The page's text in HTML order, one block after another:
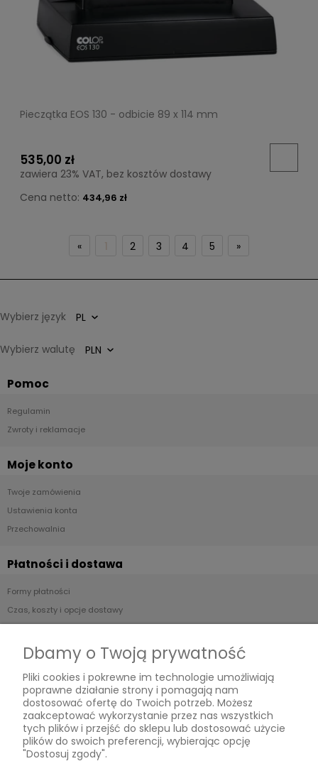
Pieczątka EOS 130 - odbicie 89 x 114 mm
535,00 zł
zawiera 23% VAT, bez kosztów dostawy
Cena netto: 434,96 zł
« 1 2 3 4 5 »
Wybierz język
Wybierz walutę
Pomoc
Regulamin
Zwroty i reklamacje
Moje konto
Twoje zamówienia
Ustawienia konta
Przechowalnia
Płatności i dostawa
Formy płatności
Czas, koszty i opcje dostawy
Informacje
Jak kupować?
Polityka prywatności
O nas
Dbamy o Twoją prywatność
Pliki cookies i pokrewne im technologie umożliwiają
poprawne działanie strony i pomagają nam
dostosować ofertę do Twoich potrzeb. Możesz
zaakceptować wykorzystanie przez nas wszystkich
tych plików i przejść do sklepu lub dostosować użycie
plików do swoich preferencji, wybierając opcję
"Dostosuj zgody".